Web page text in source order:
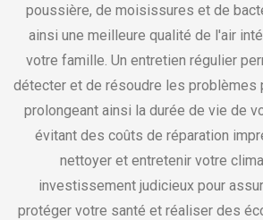
poussière, de moisissures et de
ainsi une meilleure qualité de l'air
votre famille. Un entretien régulier
détecter et de résoudre les problèmes
prolongeant ainsi la durée de vie de
évitant des coûts de réparation
nettoyer et entretenir votre
investissement judicieux pour
protéger votre santé et réaliser des